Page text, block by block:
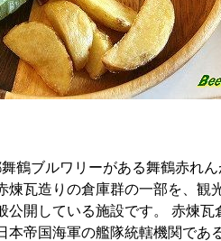
鶴ブルワリーがある舞鶴赤れ
煉瓦造りの倉庫群の一部を、観
公開している施設です。 赤煉瓦
本帝国海軍の艦隊統轄機関であ